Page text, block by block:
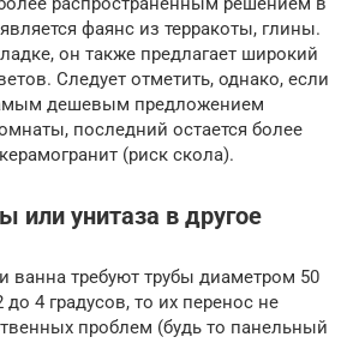
фаянс из терракоты, глины.
он также предлагает широкий
Следует отметить, однако, если
дешевым предложением
последний остается более
(риск скола).
или унитаза в другое
ванна требуют трубы диаметром 50
4 градусов, то их перенос не
проблем (будь то панельный